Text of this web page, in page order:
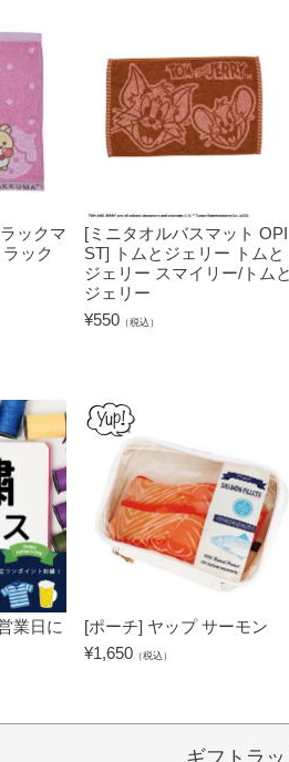
ックマ
ック
[ミニタオルバスマット OPI
ST] トムとジェリー トムと
ジェリー スマイリー/トムと
ジェリー
¥550 （税込）
業日に
[ポーチ] ヤップ サーモン
¥1,650 （税込）